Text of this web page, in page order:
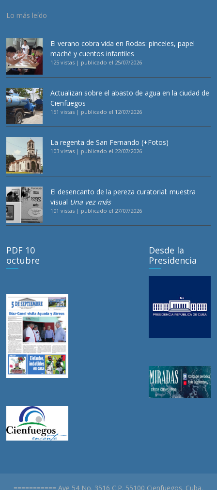
Lo más leído
El verano cobra vida en Rodas: pinceles, papel
maché y cuentos infantiles
125 vistas | publicado el 25/07/2026
Actualizan sobre el abasto de agua en la ciudad de
Cienfuegos
151 vistas | publicado el 12/07/2026
La regenta de San Fernando (+Fotos)
103 vistas | publicado el 22/07/2026
El desencanto de la pereza curatorial: muestra
visual Una vez más
101 vistas | publicado el 27/07/2026
PDF 10
octubre
Desde la
Presidencia
=========== Ave 54 No. 3516 C.P. 55100 Cienfuegos. Cuba.